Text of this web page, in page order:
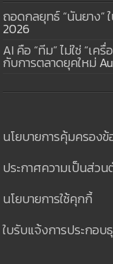
ถอดกลยุทธ์ “นันยาง”
2026
AI คือ “ทีม” ไม่ใช่ “เ
กับการตลาดยุคใหม่
นโยบายการคุ้มครอง
ประกาศความเป็นส่วน
นโยบายการใช้คุกกี้
ใบรับแจ้งการประกอ